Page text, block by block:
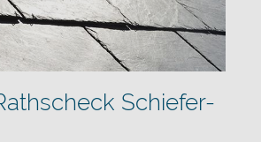
Schiefer-